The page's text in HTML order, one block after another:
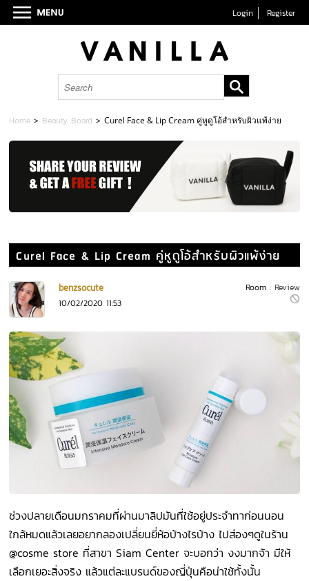
Login Register
Home > Beauty Board >Curel Face & Lip Cream คู่หูดูโอ้สำหรับผิวแพ้ง่าย
Curel Face & Lip Cream คู่หูดูโอ้สำหรับผิวแพ้ง่าย
Room : Review
benzsocute
10/02/2020 11:53
ช่วงปลายเดือนมกราคมที่ผ่านมาลิปมันที่ใช้อยู่ประจำทาก่อนนอน
ใกล้หมดแล้วเลยอยากลองเปลี่ยนยี่ห้อบ้างไรบ้าง ไปส่องๆดูในร้าน
@cosme store ที่สาขา Siam Center จะบอกว่า งงมากจ้า มีให้
เลือกเยอะสิ่งจริง แล้วแต่ละแบรนด์ของญี่ปุ่นคือน่าใช้ทั้งนั้น